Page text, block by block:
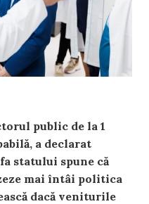
public de la 1
a declarat
statului spune că
mai întâi politica
dacă veniturile